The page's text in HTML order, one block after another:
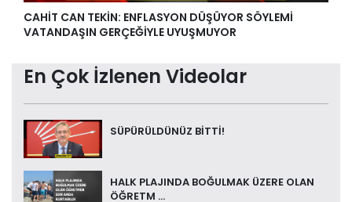
CAHİT CAN TEKİN: ENFLASYON DÜŞÜYOR SÖYLEMİ
VATANDAŞIN GERÇEĞİYLE UYUŞMUYOR
En Çok İzlenen Videolar
SÜPÜRÜLDÜNÜZ BİTTİ!
HALK PLAJINDA BOĞULMAK ÜZERE OLAN
ÖĞRETM ...